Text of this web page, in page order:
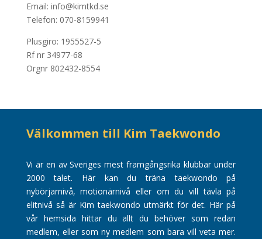
Email: info@kimtkd.se
Telefon: 070-8159941
Plusgiro: 1955527-5
Rf nr 34977-68
Orgnr 802432-8554
Välkommen till Kim Taekwondo
Vi är en av Sveriges mest framgångsrika klubbar under
2000 talet. Här kan du träna taekwondo på
nybörjarnivå, motionärnivå eller om du vill tävla på
elitnivå så är Kim taekwondo utmärkt för det. Här på
vår hemsida hittar du allt du behöver som redan
medlem, eller som ny medlem som bara vill veta mer.